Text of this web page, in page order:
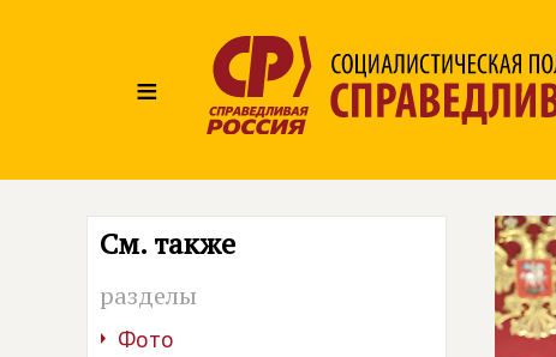
≡
См. также
разделы
Фото